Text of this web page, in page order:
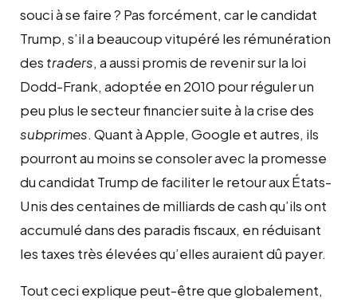
souci à se faire ? Pas forcément, car le candidat
Trump, s’il a beaucoup vitupéré les rémunération
des traders, a aussi promis de revenir sur la loi
Dodd-Frank, adoptée en 2010 pour réguler un
peu plus le secteur financier suite à la crise des
subprimes. Quant à Apple, Google et autres, ils
pourront au moins se consoler avec la promesse
du candidat Trump de faciliter le retour aux États-
Unis des centaines de milliards de cash qu’ils ont
accumulé dans des paradis fiscaux, en réduisant
les taxes très élevées qu’elles auraient dû payer.
Tout ceci explique peut-être que globalement,